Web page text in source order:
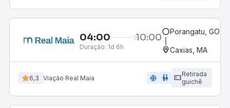
04:00 10:00
Duração: 1d 6h
Porangatu, GO
Caxias, MA
6,3 Viação Real Maia ac_unit wc
Retirada
guichê